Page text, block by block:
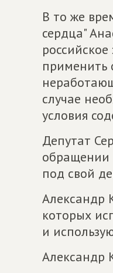
В то же
сердца"
применить
случае
условия
Депутат
обращении
под свой
Александр
которых
и
Александр